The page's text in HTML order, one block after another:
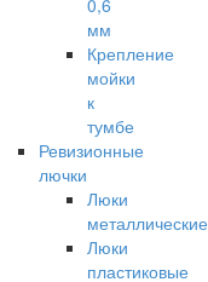
0,6
мм
Крепление
мойки
к
тумбе
Ревизионные
лючки
Люки
металлические
Люки
пластиковые